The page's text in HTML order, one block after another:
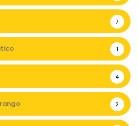
7
1
4
2